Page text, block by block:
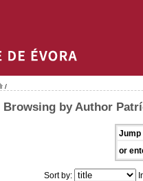
/
Browsing by Author
Jump
or
Sort by: